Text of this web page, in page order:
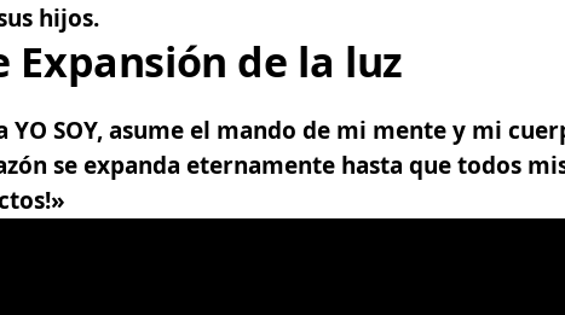
hijos.
Expansión de la luz
YO SOY, asume el mando de mi mente y mi
se expanda eternamente hasta que todos